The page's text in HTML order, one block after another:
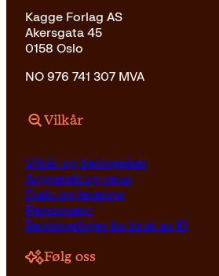
Kagge Forlag AS
Akersgata 45
0158 Oslo
NO 976 741 307 MVA
Vilkår
Vilkår og betingelser
Angrerett og retur
Frakt og levering
Personvern
Retningslinjer for bruk av KI
Følg oss